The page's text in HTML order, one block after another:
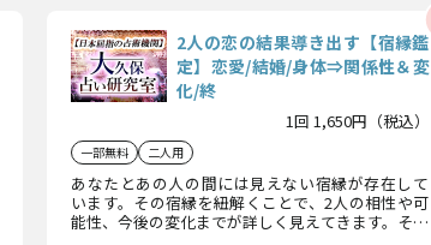
2人の恋の結果導き出す【宿縁鑑
定】恋愛/結婚/身体⇒関係性＆変
化/終
1回 1,650円（税込）
一部無料 二人用
あなたとあの人の間には見えない宿縁が存在して
います。その宿縁を紐解くことで、2人の相性や可
能性、今後の変化までが詳しく見えてきます。そこ